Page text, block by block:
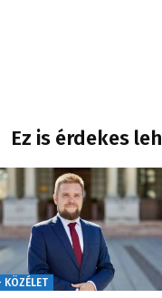
Ez is érdekes
KÖZÉLET